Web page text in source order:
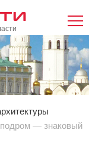
— знаковый